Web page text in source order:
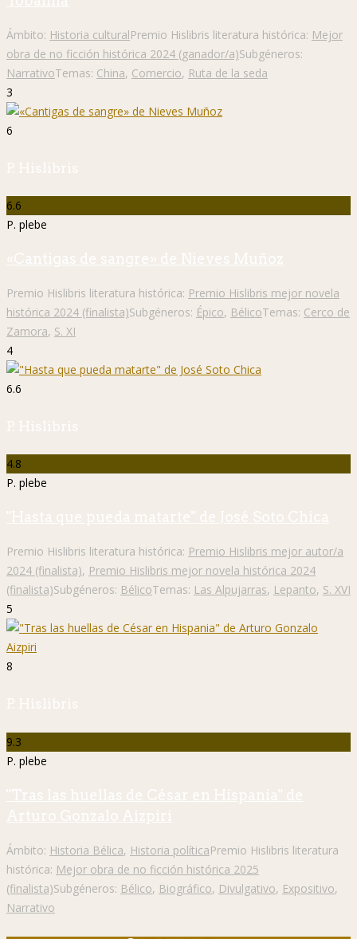
Ámbito: Historia culturalPremio Hislibris literatura histórica: Mejor
obra de no ficción histórica 2024 (ganador/a)Subgéneros:
NarrativoTemas: China, Comercio, Ruta de la seda
3
6
P. Hislibris
6.6
P. plebe
«Cantigas de sangre» de Nieves Muñoz
Premio Hislibris literatura histórica: Premio Hislibris mejor novela
histórica 2024 (finalista)Subgéneros: Épico, BélicoTemas: Cerco de
Zamora, S. XI
4
6.6
P. Hislibris
4.8
P. plebe
"Hasta que pueda matarte" de José Soto Chica
Premio Hislibris literatura histórica: Premio Hislibris mejor autor/a
2024 (finalista), Premio Hislibris mejor novela histórica 2024
(finalista)Subgéneros: BélicoTemas: Las Alpujarras, Lepanto, S. XVI
5
8
P. Hislibris
9.3
P. plebe
"Tras las huellas de César en Hispania" de
Arturo Gonzalo Aizpiri
Ámbito: Historia Bélica, Historia políticaPremio Hislibris literatura
histórica: Mejor obra de no ficción histórica 2025
(finalista)Subgéneros: Bélico, Biográfico, Divulgativo, Expositivo,
Narrativo